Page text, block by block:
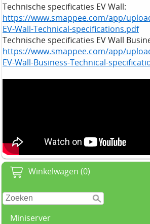
Winkelwagen (0)
Miniserver
Technische specificaties EV Wall:
https://www.smappee.com/app/
EV-Wall-Technical-specifications.pdf
Technische specificaties EV Wall
https://www.smappee.com/app/
EV-Wall-Business-Technical-